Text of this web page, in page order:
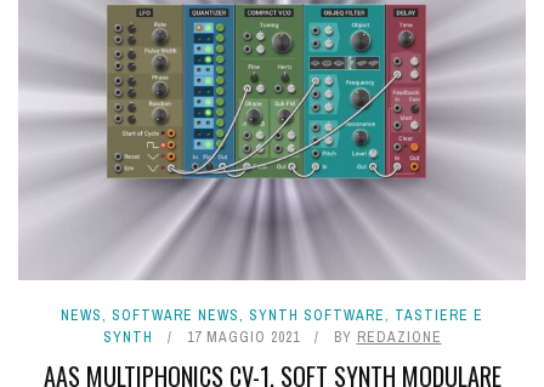
NEWS, SOFTWARE NEWS, SYNTH SOFTWARE, TASTIERE E
SYNTH
17 MAGGIO 2021 BY REDAZIONE
AAS MULTIPHONICS CV-1, SOFT SYNTH MODULARE